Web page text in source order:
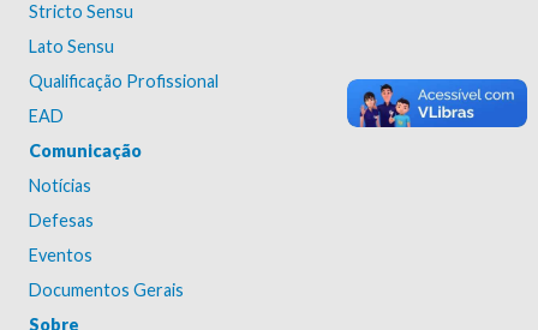
Stricto Sensu
Lato Sensu
Qualificação Profissional
EAD
Comunicação
Notícias
Defesas
Eventos
Documentos Gerais
Sobre